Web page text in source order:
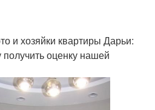
и хозяйки квартиры Дарьи:
оценку нашей